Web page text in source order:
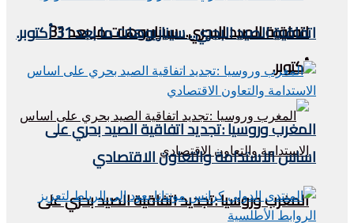
اتفاقية الصيد البحري.. سيناريوهات ما بعد 31
أكتوبر.
المغرب وروسيا :تجديد اتفاقية الصيد بحري على
اتفاقية الصيد البحري.. سيناريوهات ما بعد 31 أكتوبر.
المغرب وروسيا :تجديد اتفاقية الصيد بحري على
اساس الاستدامة والتعاون الاقتصادي